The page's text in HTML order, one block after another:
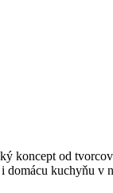
koncept od
domácu kuchyňu v